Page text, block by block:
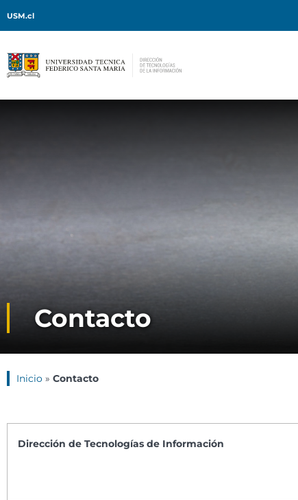
USM.cl
Contacto
Inicio » Contacto
Dirección de Tecnologías de Información